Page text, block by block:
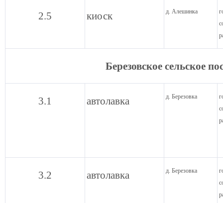
2.5 киоск д. Алешинка
Березовское сельское
3.1 автолавка д. Березовка
3.2 автолавка д. Березовка